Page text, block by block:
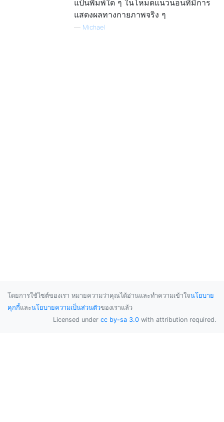
แป้นพิมพ์ใด ๆ ในโหมดแนวนอนที่มีการ
แสดงผลทางกายภาพจริง ๆ
— Michael
โดยการใช้ไซต์ของเรา หมายความว่าคุณได้อ่านและทำความเข้าใจนโยบาย
คุกกี้และนโยบายความเป็นส่วนตัวของเราแล้ว
Licensed under cc by-sa 3.0 with attribution required.